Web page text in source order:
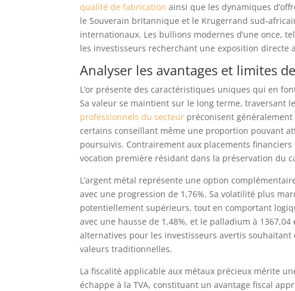
qualité de fabrication ainsi que les dynamiques
le Souverain britannique et le Krugerrand sud-
internationaux. Les bullions modernes d’une once,
les investisseurs recherchant une exposition directe
Analyser les avantages et limites
L’or présente des caractéristiques uniques qui en
Sa valeur se maintient sur le long terme, traversant
professionnels du secteur préconisent généralement
certains conseillant même une proportion pouvant
poursuivis. Contrairement aux placements
vocation première résidant dans la préservation du
L’argent métal représente une option
avec une progression de 1,76%. Sa volatilité plus
potentiellement supérieurs, tout en comportant
avec une hausse de 1,48%, et le palladium à
alternatives pour les investisseurs avertis
valeurs traditionnelles.
La fiscalité applicable aux métaux précieux mérite
échappe à la TVA, constituant un avantage fiscal